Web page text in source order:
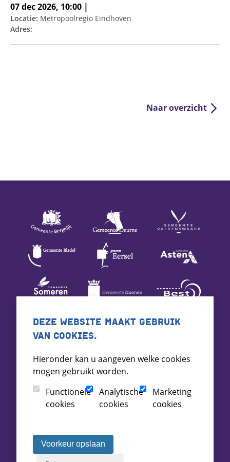
07 dec 2026, 10:00 |
Locatie: Metropoolregio Eindhoven
Adres:
Naar overzicht
DEZE WEBSITE MAAKT GEBRUIK
VAN COOKIES.
Hieronder kan u aangeven welke cookies
mogen gebruikt worden.
Functionele
cookies
Analytische
cookies
Marketing
cookies
Voorkeur opslaan